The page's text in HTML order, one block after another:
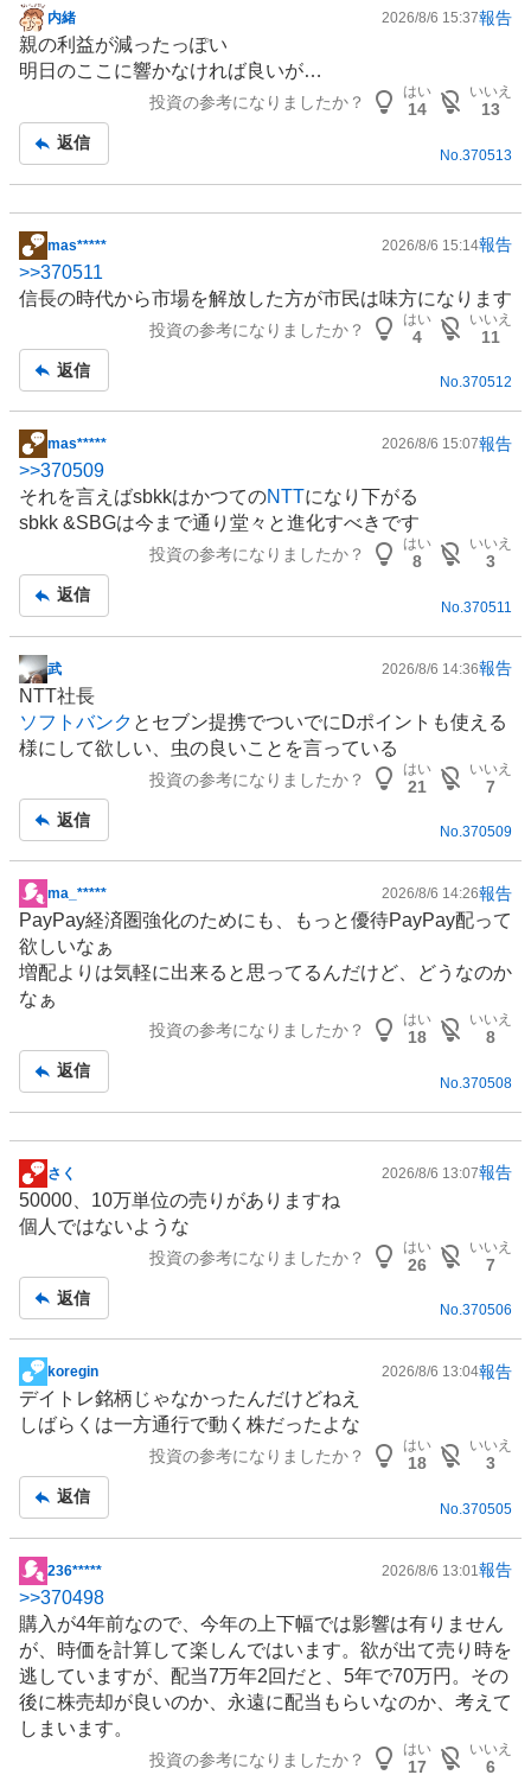
掲
示
板
内緒 2026/8/6 15:37報告
親の利益が減ったっぽい
明日のここに響かなければ良いが…
投資の参考になりましたか？
はい
14
いいえ
13
返信
No. 370513
掲
示
板
mas***** 2026/8/6 15:14報告
>>370511
信長の時代から市場を解放した方が市民は味方になります
投資の参考になりましたか？
はい
4
いいえ
11
返信
No.370512
掲
示
板
記
mas***** 2026/8/6 15:07報告
>>370509
それを言えばsbkkはかつてのNTTになり下がる
sbkk &SBGは今まで通り堂々と進化すべきです
投資の参考になりましたか？
はい
8
いいえ
3
返信
No. 370511
掲
示
板
記
武 2026/8/6 14:36報告
NTT社長
ソフトバンク とセブン提携でついでにDポイントも使える
様にして欲しい、虫の良いことを言っている
投資の参考になりましたか？
はい
21
いいえ
7
返信
No.370509
掲
示
板
記
事
ma_***** 2026/8/6 14:26報告
PayPay経済圏強化のためにも、もっと優待PayPay配って
欲しいなぁ
増配よりは気軽に出来ると思ってるんだけど、どうなのか
なぁ
投資の参考になりましたか？
はい
18
いいえ
8
返信
No. 370508
掲
示
板
さく 2026/8/6 13:07報告
50000、10万単位の売りがありますね
個人ではないような
投資の参考になりましたか？
はい
26
いいえ
7
返信
No.370506
掲
示
板
koregin 2026/8/6 13:04報告
デイトレ銘柄じゃなかったんだけどねえ
しばらくは一方通行で動く株だったよな
投資の参考になりましたか？
はい
18
いいえ
3
返信
No. 370505
掲
示
板
記
事
236***** 2026/8/6 13:01 報告
>>370498
購入が4年前なので、今年の上下幅では影響は有りません
が、時価を計算して楽しんではいます。欲が出て売り時を
逃していますが、配当7万年2回だと、5年で70万円。その
後に株売却が良いのか、永遠に配当もらいなのか、考えて
しまいます。
投資の参考になりましたか？
はい
17
いいえ
6